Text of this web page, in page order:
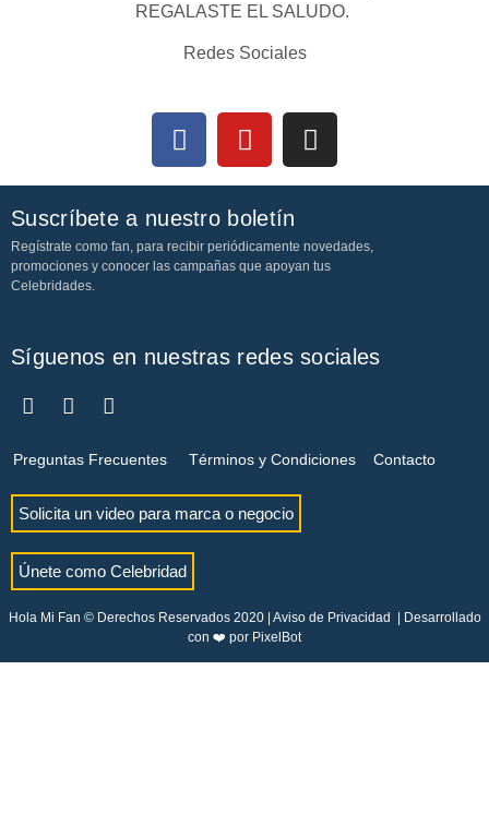
REGALASTE EL SALUDO.
Redes Sociales
Suscríbete a nuestro boletín
Regístrate como fan, para recibir periódicamente novedades,
promociones y conocer las campañas que apoyan tus
Celebridades.
Síguenos en nuestras redes sociales
Preguntas Frecuentes Términos y Condiciones Contacto
Solicita un video para marca o negocio
Únete como Celebridad
Hola Mi Fan © Derechos Reservados 2020 | Aviso de Privacidad
| Desarrollado
con ❤️ por PixelBot